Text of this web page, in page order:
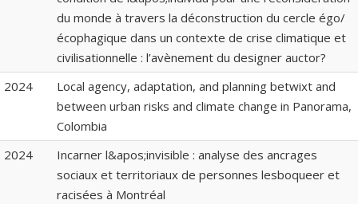
du monde à travers la déconstruction du cercle égo/
écophagique dans un contexte de crise climatique et
civilisationnelle : l’avènement du designer auctor?
2024
Local agency, adaptation, and planning betwixt and
between urban risks and climate change in Panorama,
Colombia
2024
Incarner l&apos;invisible : analyse des ancrages
sociaux et territoriaux de personnes lesboqueer et
racisées à Montréal